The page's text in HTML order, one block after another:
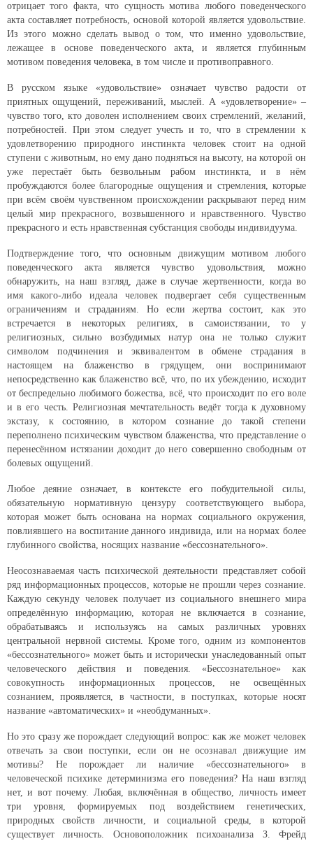
отрицает того факта, что сущность мотива любого поведенческого
акта составляет потребность, основой которой является удовольствие.
Из этого можно сделать вывод о том, что именно удовольствие,
лежащее в основе поведенческого акта, и является глубинным
мотивом поведения человека, в том числе и противоправного.
В русском языке «удовольствие» означает чувство радости от
приятных ощущений, переживаний, мыслей. А «удовлетворение» –
чувство того, кто доволен исполнением своих стремлений, желаний,
потребностей. При этом следует учесть и то, что в стремлении к
удовлетворению природного инстинкта человек стоит на одной
ступени с животным, но ему дано подняться на высоту, на которой он
уже перестаёт быть безвольным рабом инстинкта, и в нём
пробуждаются более благородные ощущения и стремления, которые
при всём своём чувственном происхождении раскрывают перед ним
целый мир прекрасного, возвышенного и нравственного. Чувство
прекрасного и есть нравственная субстанция свободы индивидуума.
Подтверждение того, что основным движущим мотивом любого
поведенческого акта является чувство удовольствия, можно
обнаружить, на наш взгляд, даже в случае жертвенности, когда во
имя какого-либо идеала человек подвергает себя существенным
ограничениям и страданиям. Но если жертва состоит, как это
встречается в некоторых религиях, в самоистязании, то у
религиозных, сильно возбудимых натур она не только служит
символом подчинения и эквивалентом в обмене страдания в
настоящем на блаженство в грядущем, они воспринимают
непосредственно как блаженство всё, что, по их убеждению, исходит
от беспредельно любимого божества, всё, что происходит по его воле
и в его честь. Религиозная мечтательность ведёт тогда к духовному
экстазу, к состоянию, в котором сознание до такой степени
переполнено психическим чувством блаженства, что представление о
перенесённом истязании доходит до него совершенно свободным от
болевых ощущений.
Любое деяние означает, в контексте его побудительной силы,
обязательную нормативную цензуру соответствующего выбора,
которая может быть основана на нормах социального окружения,
повлиявшего на воспитание данного индивида, или на нормах более
глубинного свойства, носящих название «бессознательного».
Неосознаваемая часть психической деятельности представляет собой
ряд информационных процессов, которые не прошли через сознание.
Каждую секунду человек получает из социального внешнего мира
определённую информацию, которая не включается в сознание,
обрабатываясь и используясь на самых различных уровнях
центральной нервной системы. Кроме того, одним из компонентов
«бессознательного» может быть и исторически унаследованный опыт
человеческого действия и поведения. «Бессознательное» как
совокупность информационных процессов, не освещённых
сознанием, проявляется, в частности, в поступках, которые носят
название «автоматических» и «необдуманных».
Но это сразу же порождает следующий вопрос: как же может человек
отвечать за свои поступки, если он не осознавал движущие им
мотивы? Не порождает ли наличие «бессознательного» в
человеческой психике детерминизма его поведения? На наш взгляд
нет, и вот почему. Любая, включённая в общество, личность имеет
три уровня, формируемых под воздействием генетических,
природных свойств личности, и социальной среды, в которой
существует личность. Основоположник психоанализа З. Фрейд